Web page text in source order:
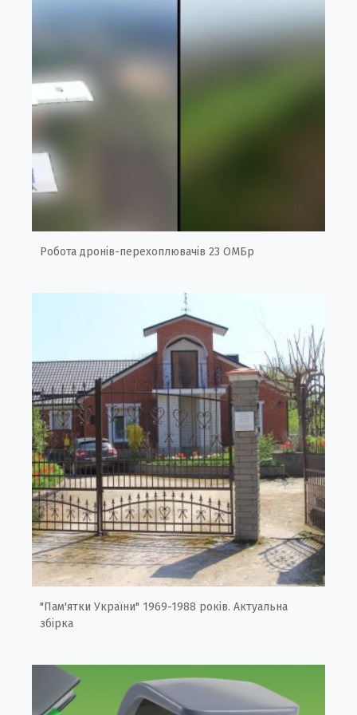
Робота дронів-перехоплювачів 23 ОМБр
"Пам'ятки України" 1969-1988 років. Актуальна
збірка